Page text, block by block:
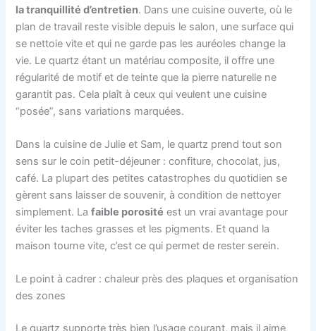
la tranquillité d’entretien. Dans une cuisine ouverte, où le
plan de travail reste visible depuis le salon, une surface qui
se nettoie vite et qui ne garde pas les auréoles change la
vie. Le quartz étant un matériau composite, il offre une
régularité de motif et de teinte que la pierre naturelle ne
garantit pas. Cela plaît à ceux qui veulent une cuisine
“posée”, sans variations marquées.
Dans la cuisine de Julie et Sam, le quartz prend tout son
sens sur le coin petit-déjeuner : confiture, chocolat, jus,
café. La plupart des petites catastrophes du quotidien se
gèrent sans laisser de souvenir, à condition de nettoyer
simplement. Lafaible porosité est un vrai avantage pour
éviter les taches grasses et les pigments. Et quand la
maison tourne vite, c’est ce qui permet de rester serein.
Le point à cadrer : chaleur près des plaques et organisation
des zones
Le quartz supporte très bien l’usage courant, mais il aime